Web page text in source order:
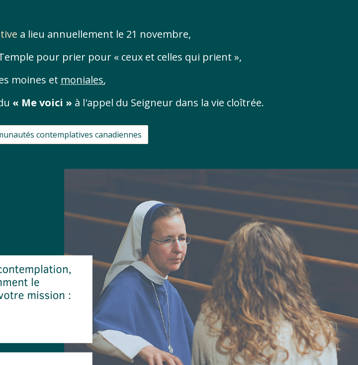
a lieu annuellement le 21 novembre,
pour prier pour « ceux et celles qui prient »,
moines et moniales,
« Me voici » à l'appel du Seigneur dans la vie cloîtrée.
contemplatives canadiennes